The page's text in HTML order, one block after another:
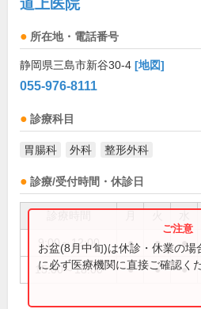
道上医院
所在地・電話番号
静岡県三島市新谷30-4 [地図]
055-976-8111
診療科目
胃腸科 外科 整形外科
診療/受付時間・休診日
9:00～12:00 ● ● ●
15:00～18:00 ● ● ●
お盆(8月中旬)は休診・休業の場
に必ず医療機関に直接ご確認く